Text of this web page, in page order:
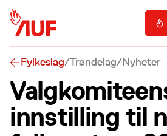
Hopp til hovedinnhold
Fylkeslag/Trøndelag/Nyheter
innstilling til